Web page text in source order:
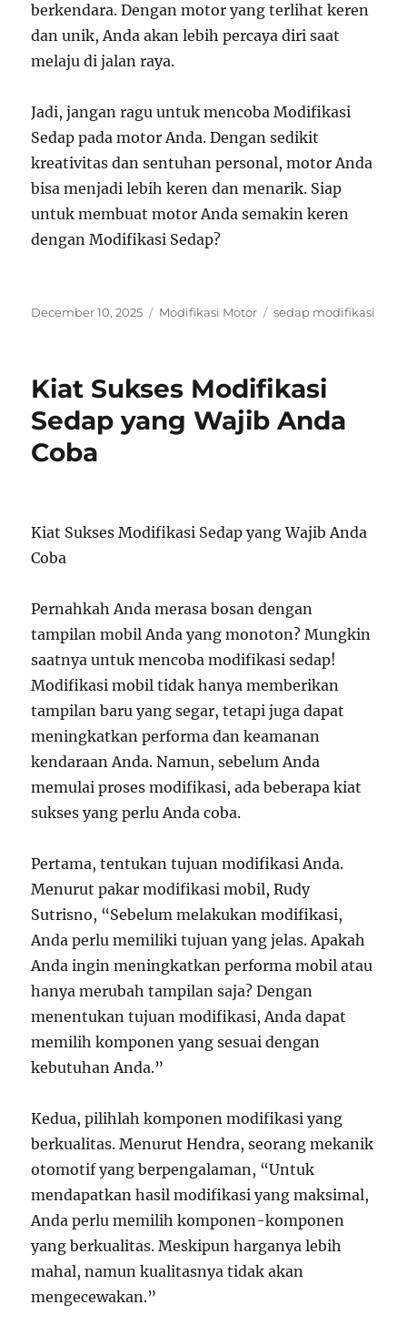
berkendara. Dengan motor yang terlihat keren
dan unik, Anda akan lebih percaya diri saat
melaju di jalan raya.
Jadi, jangan ragu untuk mencoba Modifikasi
Sedap pada motor Anda. Dengan sedikit
kreativitas dan sentuhan personal, motor Anda
bisa menjadi lebih keren dan menarik. Siap
untuk membuat motor Anda semakin keren
dengan Modifikasi Sedap?
Posted
December 10, 2025 Categories
Modifikasi Motor Tags
sedap modifikasi
Kiat Sukses Modifikasi
Sedap yang Wajib Anda
Coba
Kiat Sukses Modifikasi Sedap yang Wajib Anda
Coba
Pernahkah Anda merasa bosan dengan
tampilan mobil Anda yang monoton? Mungkin
saatnya untuk mencoba modifikasi sedap!
Modifikasi mobil tidak hanya memberikan
tampilan baru yang segar, tetapi juga dapat
meningkatkan performa dan keamanan
kendaraan Anda. Namun, sebelum Anda
memulai proses modifikasi, ada beberapa kiat
sukses yang perlu Anda coba.
Pertama, tentukan tujuan modifikasi Anda.
Menurut pakar modifikasi mobil, Rudy
Sutrisno, “Sebelum melakukan modifikasi,
Anda perlu memiliki tujuan yang jelas. Apakah
Anda ingin meningkatkan performa mobil atau
hanya merubah tampilan saja? Dengan
menentukan tujuan modifikasi, Anda dapat
memilih komponen yang sesuai dengan
kebutuhan Anda.”
Kedua, pilihlah komponen modifikasi yang
berkualitas. Menurut Hendra, seorang mekanik
otomotif yang berpengalaman, “Untuk
mendapatkan hasil modifikasi yang maksimal,
Anda perlu memilih komponen-komponen
yang berkualitas. Meskipun harganya lebih
mahal, namun kualitasnya tidak akan
mengecewakan.”